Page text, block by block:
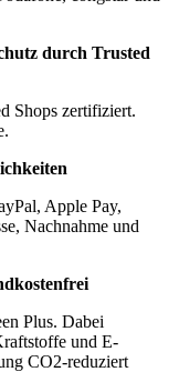
durch Trusted
Shops zertifiziert.
Apple Pay,
Nachnahme und
Plus. Dabei
und E-
CO2-reduziert